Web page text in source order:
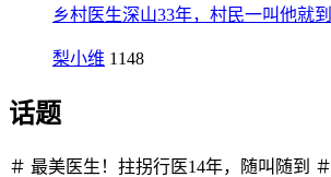
乡村医生深山33年，村民一叫他就到
梨小维 1148
话题
＃ 最美医生！拄拐行医14年，随叫随到 ＃